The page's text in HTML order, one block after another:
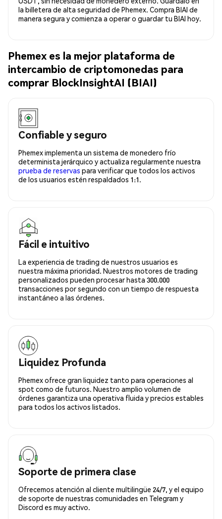
la billetera de alta seguridad de Phemex. Compra BIAI de
manera segura y comienza a operar o guardar tu BIAI hoy.
Phemex es la mejor plataforma de
intercambio de criptomonedas para
comprar BlockInsightAI (BIAI)
Confiable y seguro
Phemex implementa un sistema de monedero frío
determinista jerárquico y actualiza regularmente nuestra
prueba de reservas para verificar que todos los activos
de los usuarios estén respaldados 1:1.
Fácil e intuitivo
La experiencia de trading de nuestros usuarios es
nuestra máxima prioridad. Nuestros motores de trading
personalizados pueden procesar hasta 300.000
transacciones por segundo con un tiempo de respuesta
instantáneo a las órdenes.
Liquidez Profunda
Phemex ofrece gran liquidez tanto para operaciones al
spot como de futuros. Nuestro amplio volumen de
órdenes garantiza una operativa fluida y precios estables
para todos los activos listados.
Soporte de primera clase
Ofrecemos atención al cliente multilingüe 24/7, y el equipo
de soporte de nuestras comunidades en Telegram y
Discord es muy activo.